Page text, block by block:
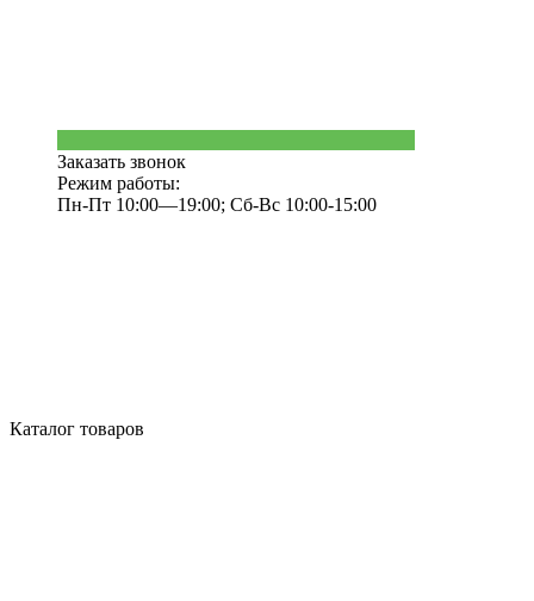
Заказать звонок
Режим работы:
Пн-Пт 10:00—19:00; Сб-Вс 10:00-15:00
Каталог товаров